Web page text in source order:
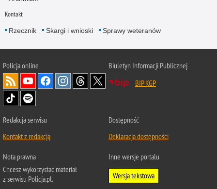
Kontakt
Rzecznik Skargi i wnioski Sprawy weteranów
Policjaonline
Biuletyn Informacji Publicznej
BIP KGP
Redakcja serwisu
Kontakt z redakcją
Dostępność
Deklaracja dostępności
Nota prawna
Chcesz wykorzystać materiał
z serwisu Policja.pl.
Inne wersje portalu
Wersja tekstowa